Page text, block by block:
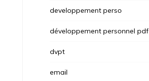
developpement perso
développement personnel pdf
dvpt
email